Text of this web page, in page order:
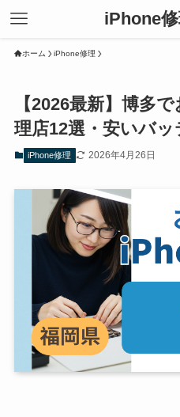
iPhone
ホーム iPhone修理
【2026最新】博多
理店12選・安いバ
iPhone修理 2026年4月26日